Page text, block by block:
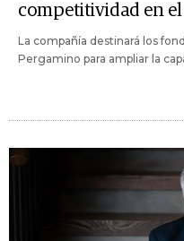
competitividad en el
La compañía destinará los
Pergamino para ampliar la